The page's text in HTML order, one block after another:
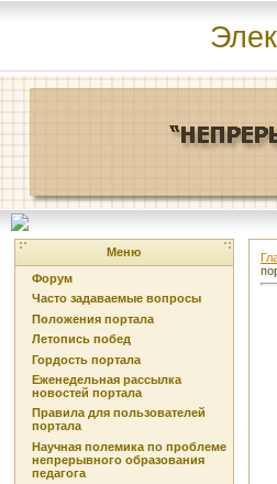
Меню
Форум
Часто задаваемые вопросы
Положения портала
Летопись побед
Гордость портала
Еженедельная рассылка
новостей портала
Правила для пользователей
портала
Научная полемика по проблеме
непрерывного образования
педагога